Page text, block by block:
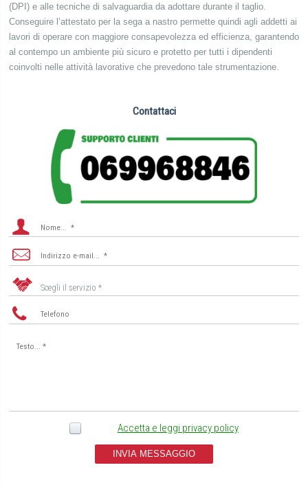
(DPI) e alle tecniche di salvaguardia da adottare durante il taglio.
Conseguire l’attestato per la sega a nastro permette quindi agli addetti ai
lavori di operare con maggiore consapevolezza ed efficienza, garantendo
al contempo un ambiente più sicuro e protetto per tutti i dipendenti
coinvolti nelle attività lavorative che prevedono tale strumentazione.
Contattaci
Scegli il servizio *
Accetta e leggi privacy policy
INVIA MESSAGGIO